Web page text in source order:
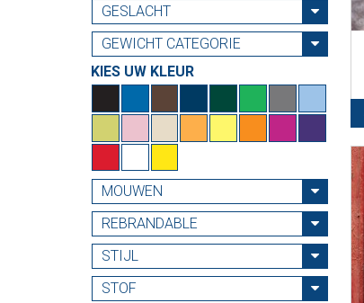
GESLACHT
GEWICHT CATEGORIE
KIES UW KLEUR
MOUWEN
REBRANDABLE
STIJL
STOF